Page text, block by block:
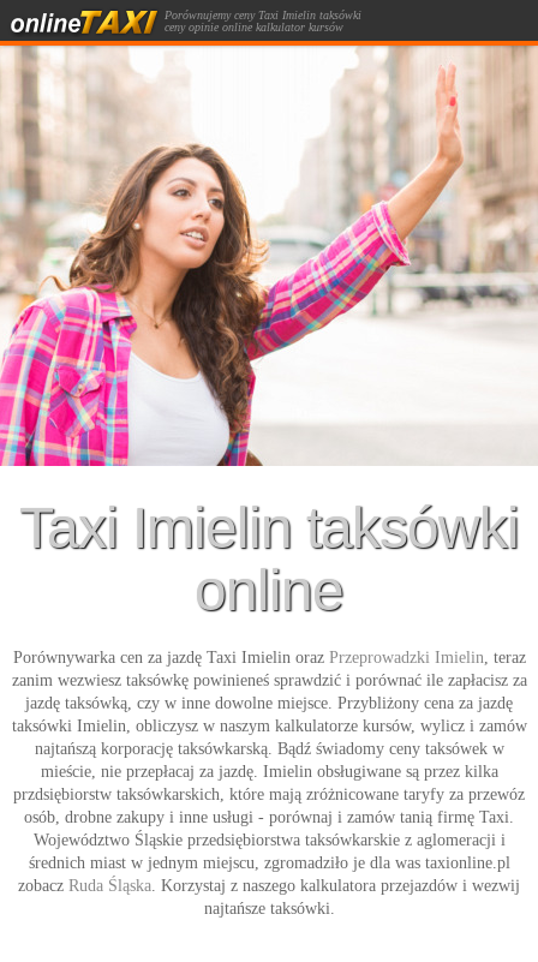
Porównujemy ceny Taxi Imielin taksówki
ceny opinie online kalkulator kursów
taksówką.
Taxi Imielin taksówki
online
Porównywarka cen za jazdę Taxi Imielinoraz Przeprowadzki Imielin, teraz
zanim wezwiesz taksówkę powinieneś sprawdzić i porównać ile zapłacisz za
jazdę taksówką, czy w inne dowolne miejsce. Przybliżony cena za jazdę
taksówki Imielin, obliczysz w naszym kalkulatorze kursów, wylicz i zamów
najtańszą korporację taksówkarską. Bądź świadomy ceny taksówek w
mieście, nie przepłacaj za jazdę. Imielin obsługiwane są przez kilka
przdsiębiorstw taksówkarskich, które mają zróżnicowane taryfy za przewóz
osób, drobne zakupy i inne usługi - porównaj i zamów tanią firmę Taxi.
Województwo Śląskie przedsiębiorstwa taksówkarskie z aglomeracji i
średnich miast w jednym miejscu, zgromadziło je dla was taxionline.pl
zobacz Ruda Śląska. Korzystaj z naszego kalkulatora przejazdów i wezwij
najtańsze taksówki.